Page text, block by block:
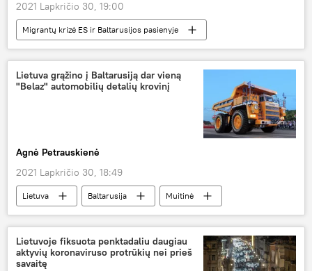
2021 Lapkričio 30, 19:00
Migrantų krizė ES ir Baltarusijos pasienyje
Politika
Lietuva
migrantai
Prancūzija
Emanuelis Makronas
Gitanas Nausėda
Lietuva grąžino į Baltarusiją dar vieną
"Belaz" automobilių detalių krovinį
Agnė Petrauskienė
2021 Lapkričio 30, 18:49
Lietuva Baltarusija Muitinė
Lietuvoje fiksuota penktadaliu daugiau
aktyvių koronaviruso protrūkių nei prieš
savaitę